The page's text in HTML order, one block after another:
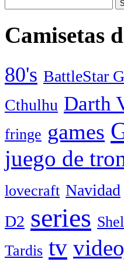
Camisetas
80's BattleStar
Cthulhu Darth
fringe games
juego de
lovecraft Navidad
D2 series
Tardis tv